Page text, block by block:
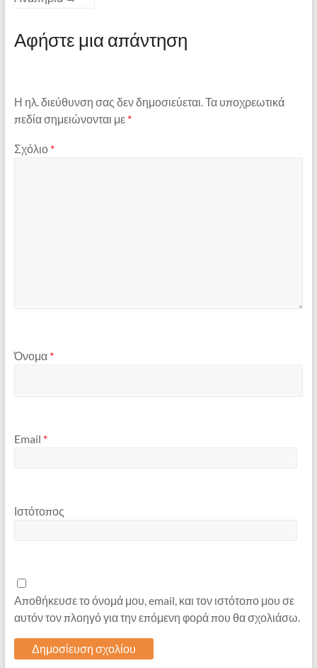
Αφήστε μια απάντηση
Η ηλ. διεύθυνση σας δεν δημοσιεύεται.Τα υποχρεωτικά
πεδία σημειώνονται με *
Σχόλιο *
Όνομα *
Email *
Ιστότοπος
Αποθήκευσε το όνομά μου, email, και τον ιστότοπο μου σε
αυτόν τον πλοηγό για την επόμενη φορά που θα σχολιάσω.